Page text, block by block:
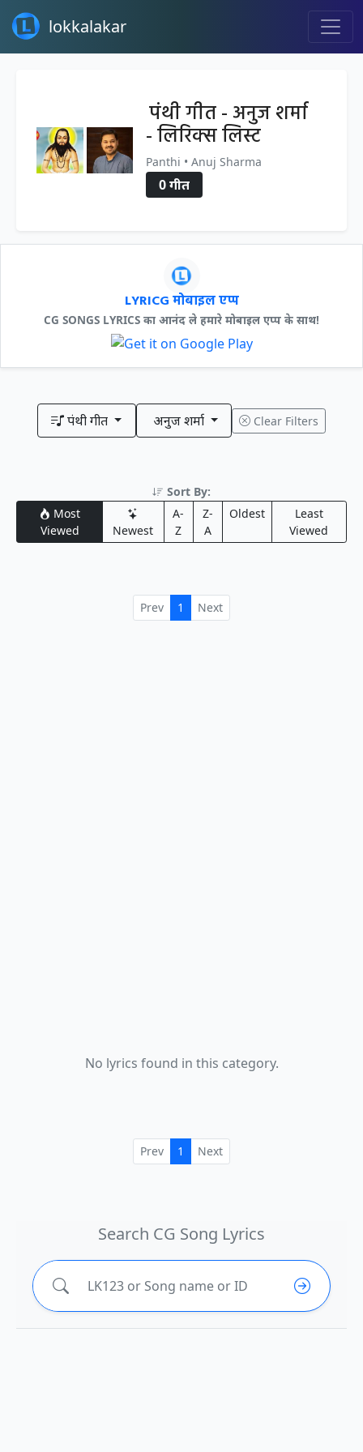
lokkalakar
पंथी गीत - अनुज शर्मा
- लिरिक्स लिस्ट
Panthi • Anuj Sharma
0 गीत
LYRICG मोबाइल एप्प
CG SONGS LYRICS का आनंद ले हमारे मोबाइल एप्प के साथ!
पंथी गीत अनुज शर्मा Clear Filters
Sort By:
Most
Viewed
Newest
A-
Z
Z-
A
Oldest
Least
Viewed
Prev 1 Next
No lyrics found in this category.
Prev 1 Next
Search CG Song Lyrics